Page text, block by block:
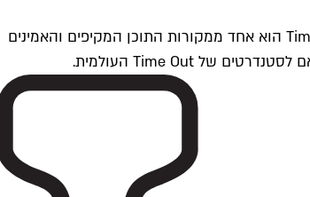
Time Outתל אביב הוא חלק מרשת Time Out Global — רשת מדיה בינלאומית הפועלת ב-360 ערים מרכזיות וב-60 מדינות ברחבי העולם. Time Out הוא אחד ממקורות התוכן המקיפים והאמינים